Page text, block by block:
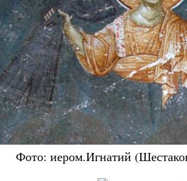
Фото: иером.Игнатий